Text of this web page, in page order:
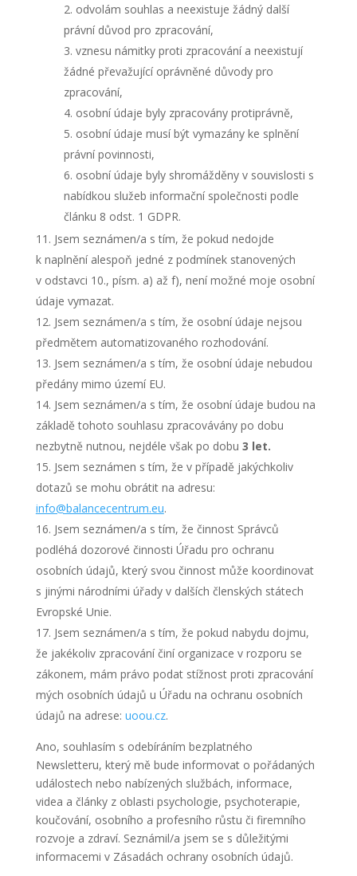
odvolám souhlas a neexistuje žádný další
právní důvod pro zpracování,
vznesu námitky proti zpracování a neexistují
žádné převažující oprávněné důvody pro
zpracování,
osobní údaje byly zpracovány protiprávně,
osobní údaje musí být vymazány ke splnění
právní povinnosti,
osobní údaje byly shromážděny v souvislosti s
nabídkou služeb informační společnosti podle
článku 8 odst. 1 GDPR.
Jsem seznámen/a s tím, že pokud nedojde
k naplnění alespoň jedné z podmínek stanovených
v odstavci 10., písm. a) až f), není možné moje osobní
údaje vymazat.
Jsem seznámen/a s tím, že osobní údaje nejsou
předmětem automatizovaného rozhodování.
Jsem seznámen/a s tím, že osobní údaje nebudou
předány mimo území EU.
Jsem seznámen/a s tím, že osobní údaje budou na
základě tohoto souhlasu zpracovávány po dobu
nezbytně nutnou, nejdéle však po dobu 3 let.
Jsem seznámen s tím, že v případě jakýchkoliv
dotazů se mohu obrátit na adresu:
info@balancecentrum.eu.
Jsem seznámen/a s tím, že činnost Správců
podléhá dozorové činnosti Úřadu pro ochranu
osobních údajů, který svou činnost může koordinovat
s jinými národními úřady v dalších členských státech
Evropské Unie.
Jsem seznámen/a s tím, že pokud nabydu dojmu,
že jakékoliv zpracování činí organizace v rozporu se
zákonem, mám právo podat stížnost proti zpracování
mých osobních údajů u Úřadu na ochranu osobních
údajů na adrese: uoou.cz.
Ano, souhlasím s odebíráním bezplatného
Newsletteru, který mě bude informovat o pořádaných
událostech nebo nabízených službách, informace,
videa a články z oblasti psychologie, psychoterapie,
koučování, osobního a profesního růstu či firemního
rozvoje a zdraví. Seznámil/a jsem se s důležitými
informacemi v Zásadách ochrany osobních údajů.